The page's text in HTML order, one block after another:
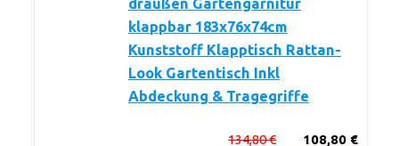
draußen Gartengarnitur
klappbar 183x76x74cm
Kunststoff Klapptisch Rattan-
Look Gartentisch Inkl
Abdeckung & Tragegriffe
108,80 €
134,80 €